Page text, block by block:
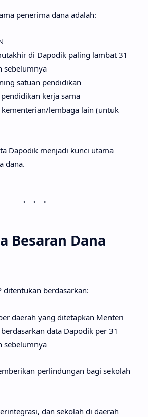
penerima dana adalah:
di Dapodik paling lambat 31
sebelumnya
satuan pendidikan
kerja sama
lembaga lain (untuk
Dapodik menjadi kunci utama
dana.
Besaran Dana
ditentukan berdasarkan:
daerah yang ditetapkan Menteri
data Dapodik per 31
sebelumnya
perlindungan bagi sekolah
dan sekolah di daerah